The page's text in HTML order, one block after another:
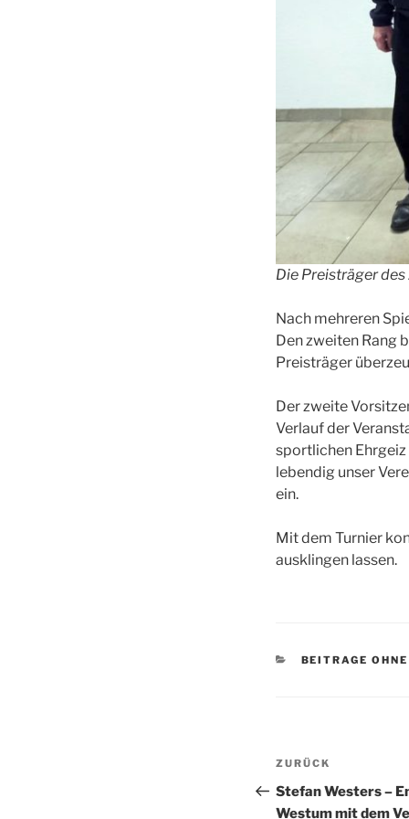
Die Preisträger des
Nach mehreren
Den zweiten Rang
Preisträger
Der zweite
Verlauf der
sportlichen
lebendig unser
ein.
Mit dem Turnier
ausklingen lassen.
KATEGORIEN
BEITRAGE
Vorheriger
Beitrag
ZURÜCK
Stefan Westers –
Westum mit dem